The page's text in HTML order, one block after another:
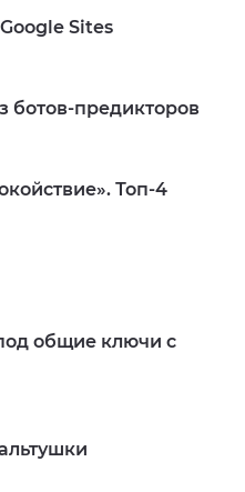
Sites
ботов-предикторов
Топ-4
общие ключи с